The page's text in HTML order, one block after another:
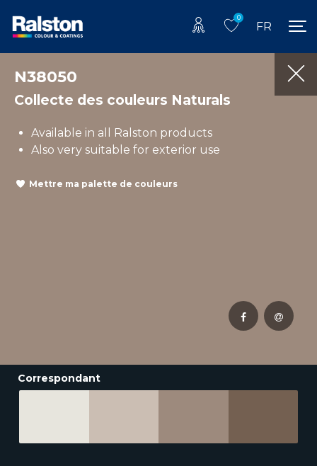
0
FR
N38050
Collecte des couleurs Naturals
Available in all Ralston products
Also very suitable for exterior use
Mettre ma palette de couleurs
Correspondant